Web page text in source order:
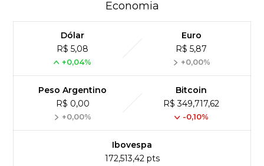
Economia
Dólar
R$ 5,08
+0,04%
Euro
R$ 5,87
+0,00%
Peso Argentino
R$ 0,00
+0,00%
Bitcoin
R$ 349,717,62
-0,10%
Ibovespa
172,513,42 pts